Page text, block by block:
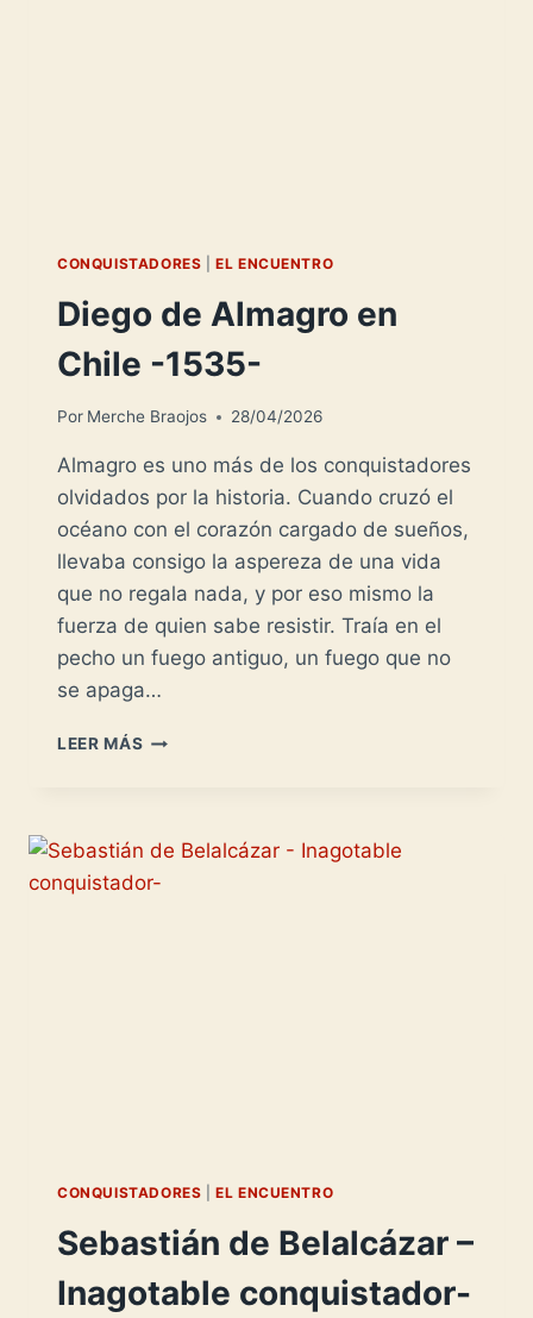
CONQUISTADORES |EL ENCUENTRO
Diego de Almagro en
Chile -1535-
Por Merche Braojos 28/04/2026
Almagro es uno más de los conquistadores
olvidados por la historia. Cuando cruzó el
océano con el corazón cargado de sueños,
llevaba consigo la aspereza de una vida
que no regala nada, y por eso mismo la
fuerza de quien sabe resistir. Traía en el
pecho un fuego antiguo, un fuego que no
se apaga…
LEER MÁS DIEGO
CHILE
-1535-
CONQUISTADORES |EL ENCUENTRO
Sebastián de Belalcázar –
Inagotable conquistador-